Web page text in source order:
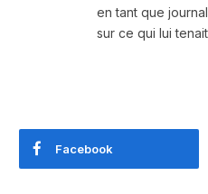
en tant que
sur ce qui lui
Facebook